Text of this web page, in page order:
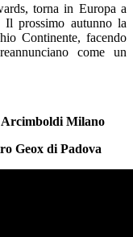
torna in Europa a
Il prossimo autunno la
Continente, facendo
come un
Arcimboldi Milano
Geox di Padova